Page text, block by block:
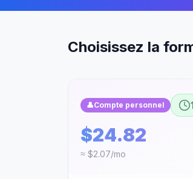
Choisissez la
👤Compte personnel
$24.82
≈ $2.07/mo